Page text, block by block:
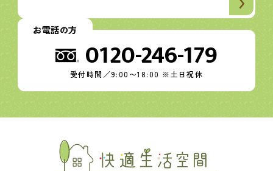
お電話の方
0120-246-179
受付時間／9:00〜18:00 ※土日祝休